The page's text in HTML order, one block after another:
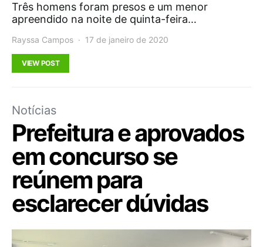
Três homens foram presos e um menor
apreendido na noite de quinta-feira…
Rayssa Campos 17 de janeiro de 2020
VIEW POST
Notícias
Prefeitura e aprovados
em concurso se
reúnem para
esclarecer dúvidas